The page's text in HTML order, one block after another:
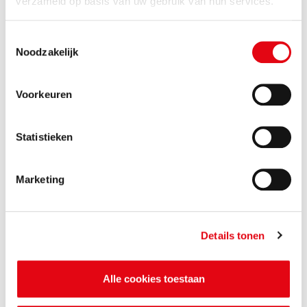
Noodzakelijk
Voorkeuren
Statistieken
Marketing
Details tonen
Alle cookies toestaan
elke stap